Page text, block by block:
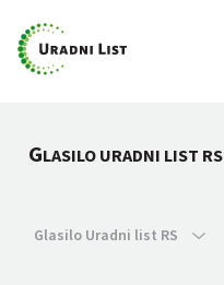
GLASILO URADNI LIST RS
Glasilo Uradni list RS